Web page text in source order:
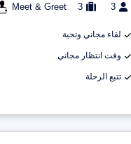
3
3
Meet & Greet
لقاء مجاني وتحية
وقت انتظار مجاني
تتبع الرحلة